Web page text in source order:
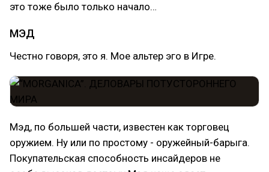
это тоже было только начало…
МЭД
Честно говоря, это я. Мое альтер эго в Игре.
Мэд, по большей части, известен как торговец
оружием. Ну или по простому - оружейный-барыга.
Покупательская способность инсайдеров не